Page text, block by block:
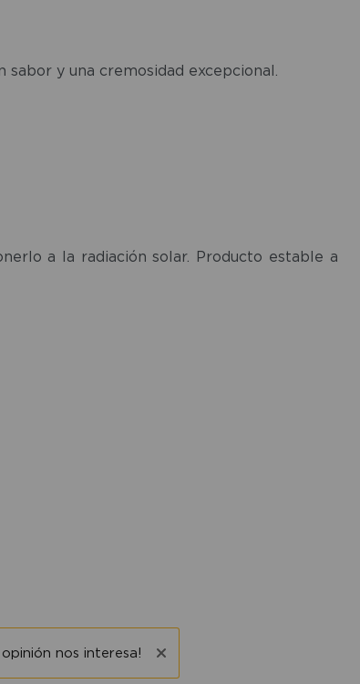
y una cremosidad excepcional.
a la radiación solar. Producto estable a
nos interesa!